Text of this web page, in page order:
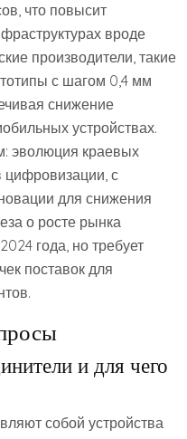
что повысит
вроде
производители, такие
с шагом 0,4 мм
снижение
устройствах.
эволюция краевых
цифровизации, с
для снижения
о росте рынка
года, но требует
поставок для
и для чего
собой устройства